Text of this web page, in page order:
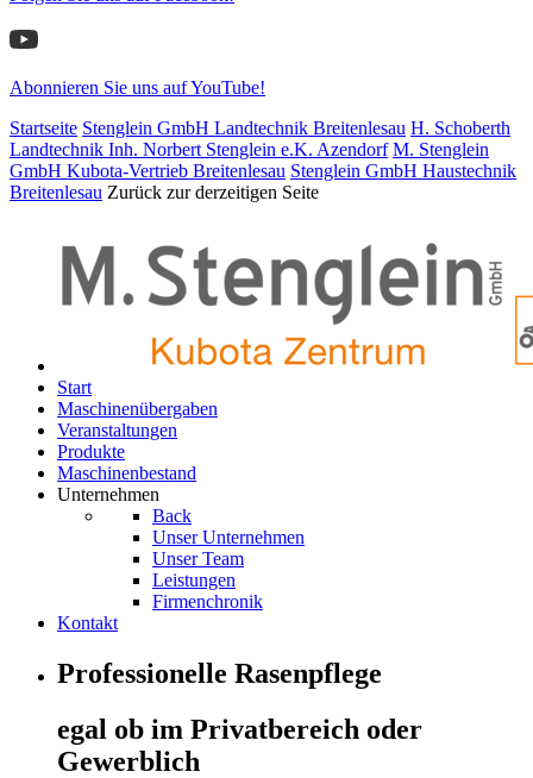
Abonnieren Sie uns auf YouTube!
Startseite Stenglein GmbH Landtechnik Breitenlesau H. Schoberth
Land­tech­nik Inh. Norbert Stenglein e.K. Azendorf M. Stenglein
GmbH Kubota-Vertrieb Breitenlesau Stenglein GmbH Haustechnik
Breitenlesau Zurück zur derzeitigen Seite
Start
Maschinen­übergaben
Veranstaltungen
Produkte
Maschinenbestand
Unternehmen
Back
Unser Unternehmen
Unser Team
Leistungen
Firmenchronik
Kontakt
Professionelle Rasenpflege
egal ob im Privatbereich oder
Gewerblich